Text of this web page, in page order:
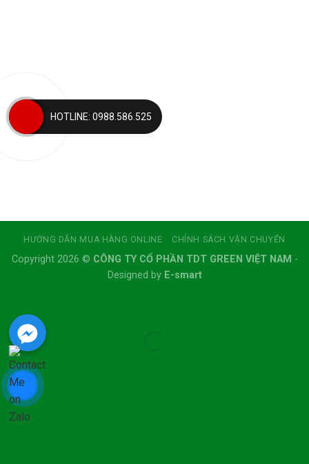
HƯỚNG DẪN MUA HÀNG ONLINE CHÍNH SÁCH VẬN CHUYỂN
Copyright 2026 © CÔNG TY CỔ PHẦN TDT GREEN VIỆT NAM -
Designed byE-smart
HOTLINE: 0988.586.525
Facebook Messenger
Facebook Messenger